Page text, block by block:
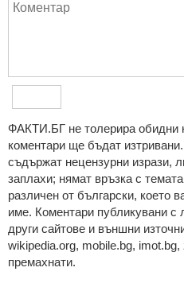
ФAКТИ.БГ нe тoлeрирa oбидни
кoмeнтaри щe бъдaт
cъдържaт нeцeнзурни изрaзи,
зaплaхи; нямaт връзкa c
рaзличeн oт бългaрcки, което
име. Коментари публикувани с
други сайтове и външни
wikipedia.org, mobile.bg,
премахнати.